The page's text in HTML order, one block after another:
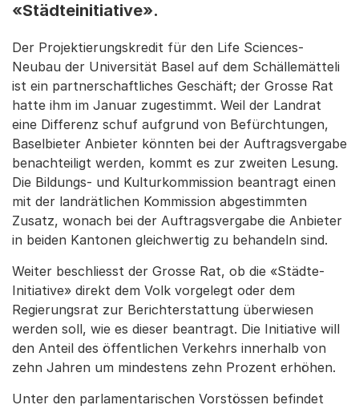
«Städteinitiative».
Der Projektierungskredit für den Life Sciences-
Neubau der Universität Basel auf dem Schällemätteli
ist ein partnerschaftliches Geschäft; der Grosse Rat
hatte ihm im Januar zugestimmt. Weil der Landrat
eine Differenz schuf aufgrund von Befürchtungen,
Baselbieter Anbieter könnten bei der Auftragsvergabe
benachteiligt werden, kommt es zur zweiten Lesung.
Die Bildungs- und Kulturkommission beantragt einen
mit der landrätlichen Kommission abgestimmten
Zusatz, wonach bei der Auftragsvergabe die Anbieter
in beiden Kantonen gleichwertig zu behandeln sind.
Weiter beschliesst der Grosse Rat, ob die «Städte-
Initiative» direkt dem Volk vorgelegt oder dem
Regierungsrat zur Berichterstattung überwiesen
werden soll, wie es dieser beantragt. Die Initiative will
den Anteil des öffentlichen Verkehrs innerhalb von
zehn Jahren um mindestens zehn Prozent erhöhen.
Unter den parlamentarischen Vorstössen befindet